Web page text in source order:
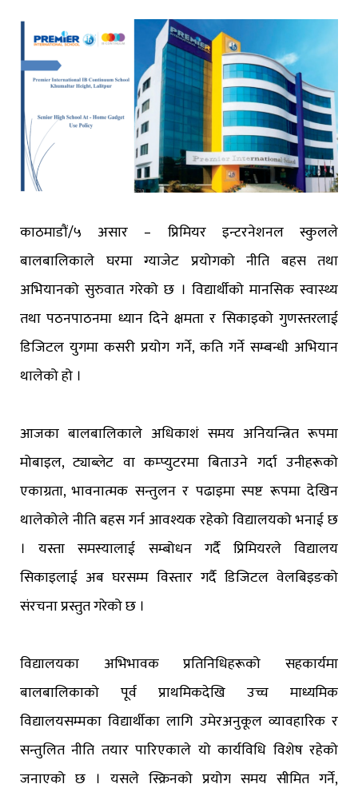
काठमाडौं/५ असार – प्रिमियर इन्टरनेशनल स्कुलले
बालबालिकाले घरमा ग्याजेट प्रयोगको नीति बहस तथा
अभियानको सुरुवात गरेको छ । विद्यार्थीको मानसिक स्वास्थ्य
तथा पठनपाठनमा ध्यान दिने क्षमता र सिकाइको गुणस्तरलाई
डिजिटल युगमा कसरी प्रयोग गर्ने, कति गर्ने सम्बन्धी अभियान
थालेको हो ।
आजका बालबालिकाले अधिकाशं समय अनियन्त्रित रूपमा
मोबाइल, ट्याब्लेट वा कम्प्युटरमा बिताउने गर्दा उनीहरूको
एकाग्रता, भावनात्मक सन्तुलन र पढाइमा स्पष्ट रूपमा देखिन
थालेकोले नीति बहस गर्न आवश्यक रहेको विद्यालयको भनाई छ
। यस्ता समस्यालाई सम्बोधन गर्दै प्रिमियरले विद्यालय
सिकाइलाई अब घरसम्म विस्तार गर्दै डिजिटल वेलबिइङको
संरचना प्रस्तुत गरेको छ ।
विद्यालयका अभिभावक प्रतिनिधिहरूको सहकार्यमा
बालबालिकाको पूर्व प्राथमिकदेखि उच्च माध्यमिक
विद्यालयसम्मका विद्यार्थीका लागि उमेरअनुकूल व्यावहारिक र
सन्तुलित नीति तयार पारिएकाले यो कार्यविधि विशेष रहेको
जनाएको छ । यसले स्क्रिनको प्रयोग समय सीमित गर्ने,